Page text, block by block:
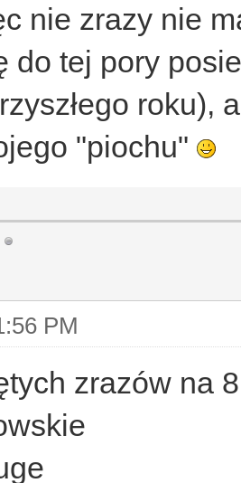
nie zrazy nie
do tej pory
roku),
"piochu"
PM
zrazów na